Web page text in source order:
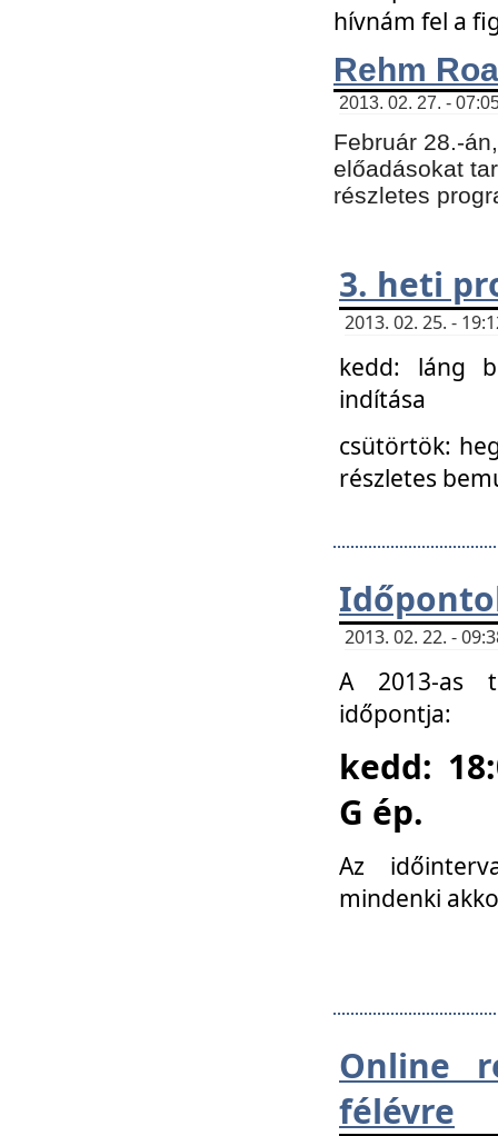
hívnám fel a
Rehm
2013. 02. 27. -
Február 28.-
előadásokat
részletes
3. heti
2013. 02. 25. -
kedd: láng
indítása
csütörtök:
részletes
2013. 02. 22. -
A 2013-as
időpontja:
kedd:
G ép.
Az
mindenki
Online
félévre